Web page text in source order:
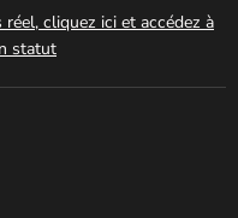
cliquez ici et accédez à
statut